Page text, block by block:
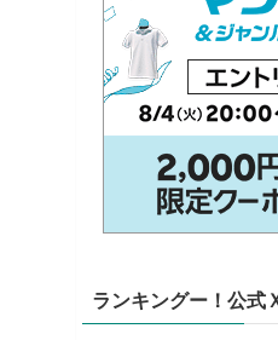
ランキングー！公式